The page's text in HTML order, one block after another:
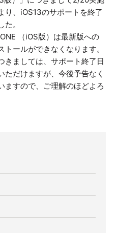
り、iOS13のサポートを終了
。
（iOS版）は最新版への
ールができなくなります。
きましては、サポート終了日
ただけますが、今後予告なく
ますので、ご理解のほどよろ